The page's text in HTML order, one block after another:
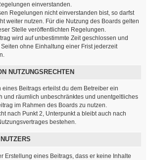
einverstanden.
Regelungen nicht einverstanden bist, so darfst
weiter nutzen. Für die Nutzung des Boards gelten
Stelle veröffentlichten Regelungen.
wird auf unbestimmte Zeit geschlossen und
ohne Einhaltung einer Frist jederzeit
NUTZUNGSRECHTEN
eines Beitrags erteilst du dem Betreiber ein
und räumlich unbeschränktes und unentgeltliches
im Rahmen des Boards zu nutzen.
nach Punkt 2, Unterpunkt a bleibt auch nach
bestehen.
Erstellung eines Beitrags, dass er keine Inhalte